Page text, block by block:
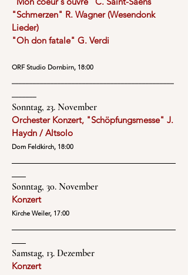
"Schmerzen" R. Wagner (Wesendonk
Lieder)
"Oh don fatale" G. Verdi
ORF Studio Dornbirn, 18:00
Sonntag, 23. November
Orchester Konzert, "Schöpfungsmesse" J.
Haydn / Altsolo
Dom Feldkirch, 18:00
Sonntag, 30. November
Konzert
Kirche Weiler, 17:00
Samstag, 13. Dezember
Konzert